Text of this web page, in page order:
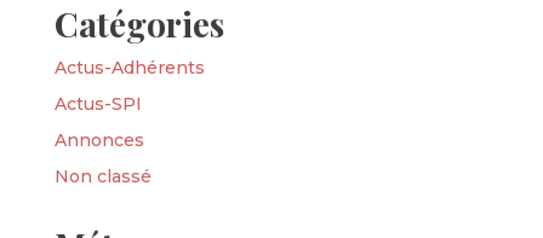
Catégories
Actus-Adhérents
Actus-SPI
Annonces
Non classé